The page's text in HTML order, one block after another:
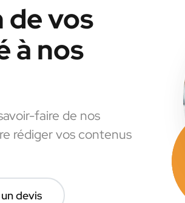
de vos
à nos
faire de nos
rédiger vos contenus
devis